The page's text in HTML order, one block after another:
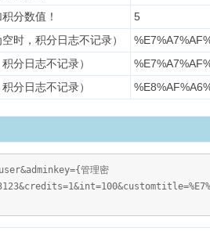
分数值！
5
时，积分日志不记录）
分日志不记录）
分日志不记录）
管理密